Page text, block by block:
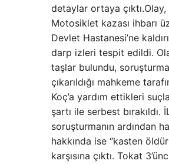
detaylar ortaya
Motosiklet kazası ihbarı
Devlet Hastanesi’ne
darp izleri tespit edildi.
taşlar bulundu,
çıkarıldığı mahkeme
Koç’a yardım ettikleri
şartı ile serbest bırakıldı.
soruşturmanın ardından
hakkında ise “kasten
karşısına çıktı. Tokat